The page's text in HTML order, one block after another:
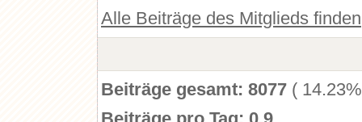
Alle Beiträge des Mitglieds finden
Beiträge gesamt: 8077 (